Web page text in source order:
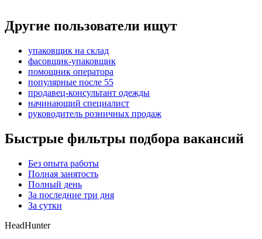
Другие пользователи ищут
упаковщик на склад
фасовщик-упаковщик
помощник оператора
популярные после 55
продавец-консультант одежды
начинающий специалист
руководитель розничных продаж
Быстрые фильтры подбора вакансий
Без опыта работы
Полная занятость
Полный день
За последние три дня
За сутки
HeadHunter